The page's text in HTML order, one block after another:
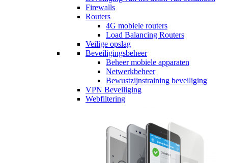
Firewalls
Routers
4G mobiele routers
Load Balancing Routers
Veilige opslag
Beveiligingsbeheer
Beheer mobiele apparaten
Netwerkbeheer
Bewustzijnstraining beveiliging
VPN Beveiliging
Webfiltering